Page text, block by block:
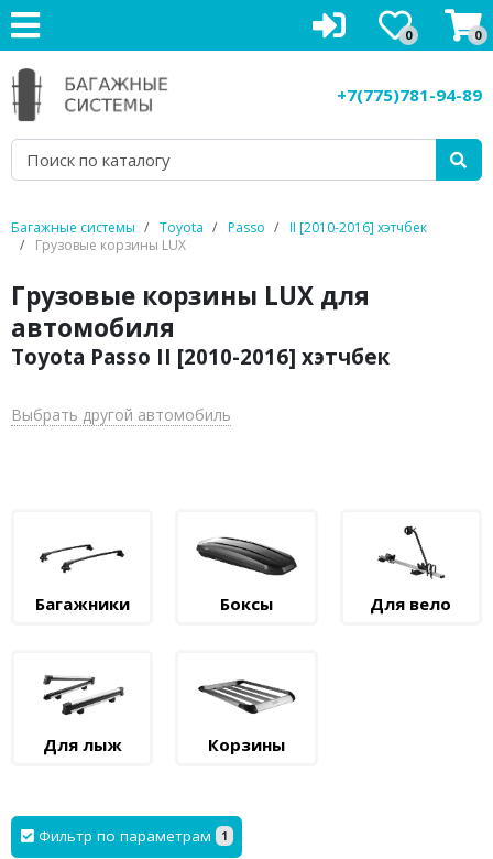
0 0
+7(775)781-94-89
Багажные системы Toyota Passo
II [2010-2016] хэтчбек
Грузовые корзины LUX
Грузовые корзины LUX для
автомобиля
Toyota Passo II [2010-2016] хэтчбек
Выбрать другой автомобиль
Багажники Боксы Для вело
Для лыж Корзины
Фильтр по параметрам 1
Багажники на крышу
Рейлинги на крышу
Боксы на крышу
Велокрепления
Грузовые корзины
Аксессуары
Услуги